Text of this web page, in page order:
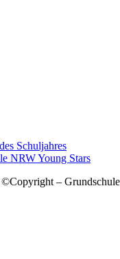
Schuljahres
NRW Young Stars
©Copyright –